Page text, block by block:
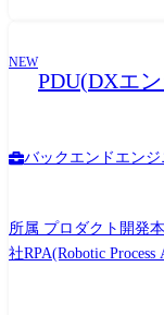
NEW
PDU(DXエ
バックエンドエンジ
所属 プロダクト開発
社RPA(Robotic